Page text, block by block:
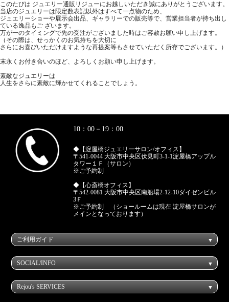
このたびは ジュエリー通販リジューにお越しいただき誠にありがとうございます。
当店のジュエリーは限定数表記以外はすべて一点物のため、
ジュエリーショーや展示会出品、ギャラリーでの販売等で、営業担当者が持ち出し
ている逸品もご ざいます。
万が一のタイミングで先の受注がございました時はご容赦お願い申し上げます。
（その際は、せっかくのお気持ちを大切に
さらにお喜びいただけますような再提案等もさせていただく所存でございます。）
末永くお付き合いのほど、よろしくお願い申し上げます。
素敵なジュエリーは
人生をさらに素敵に輝かせてくれることでしょう。
10：00－19：00
◆【淀屋橋ジュエリーサロン/オフィス】
〒541-0044 大阪市中央区伏見町3-1-1淀屋橋アップル
タワー１Ｆ（サロン）
※ご予約制
◆【心斎橋オフィス】
〒542-0081 大阪市中央区南船場2-12-10ダイゼンビル
3Ｆ
※ご予約制 （ショールームは現在 淀屋橋サロンが
メインとなっております）
ご利用ガイド
SOCIAL/INFO
Rejou's SERVICES